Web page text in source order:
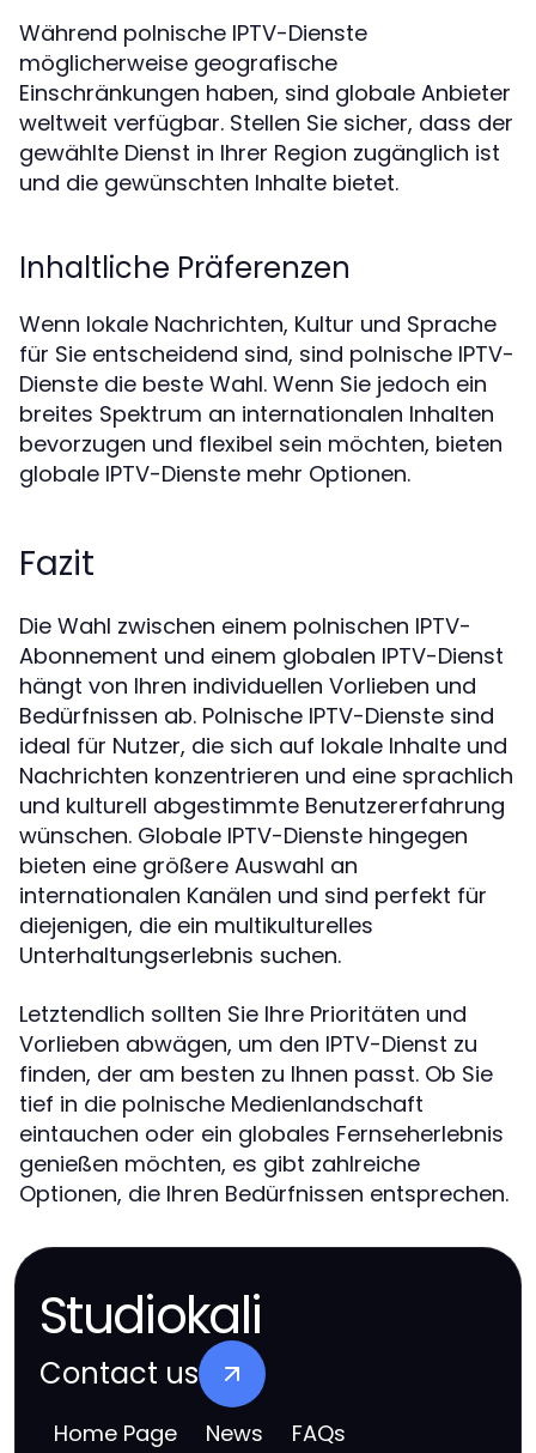
Während polnische IPTV-Dienste
möglicherweise geografische
Einschränkungen haben, sind globale Anbieter
weltweit verfügbar. Stellen Sie sicher, dass der
gewählte Dienst in Ihrer Region zugänglich ist
und die gewünschten Inhalte bietet.
Inhaltliche Präferenzen
Wenn lokale Nachrichten, Kultur und Sprache
für Sie entscheidend sind, sind polnische IPTV-
Dienste die beste Wahl. Wenn Sie jedoch ein
breites Spektrum an internationalen Inhalten
bevorzugen und flexibel sein möchten, bieten
globale IPTV-Dienste mehr Optionen.
Fazit
Die Wahl zwischen einem polnischen IPTV-
Abonnement und einem globalen IPTV-Dienst
hängt von Ihren individuellen Vorlieben und
Bedürfnissen ab. Polnische IPTV-Dienste sind
ideal für Nutzer, die sich auf lokale Inhalte und
Nachrichten konzentrieren und eine sprachlich
und kulturell abgestimmte Benutzererfahrung
wünschen. Globale IPTV-Dienste hingegen
bieten eine größere Auswahl an
internationalen Kanälen und sind perfekt für
diejenigen, die ein multikulturelles
Unterhaltungserlebnis suchen.
Letztendlich sollten Sie Ihre Prioritäten und
Vorlieben abwägen, um den IPTV-Dienst zu
finden, der am besten zu Ihnen passt. Ob Sie
tief in die polnische Medienlandschaft
eintauchen oder ein globales Fernseherlebnis
genießen möchten, es gibt zahlreiche
Optionen, die Ihren Bedürfnissen entsprechen.
Studiokali
Contact us
Home Page News FAQs